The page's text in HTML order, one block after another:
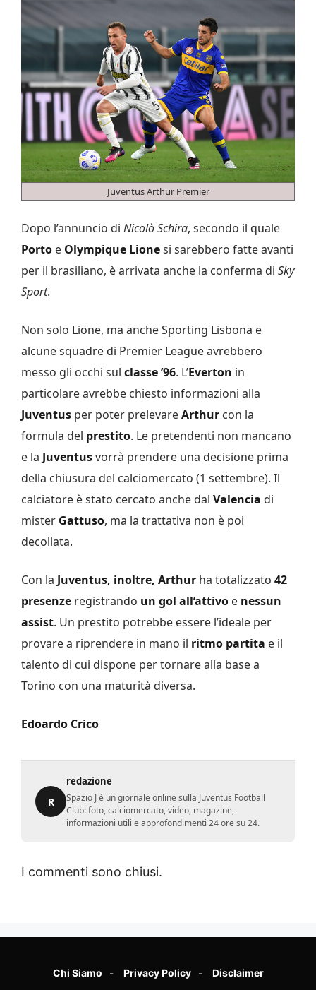
Juventus Arthur Premier
Dopo l’annuncio di Nicolò Schira, secondo il quale
Porto e Olympique Lionesi sarebbero fatte avanti
per il brasiliano, è arrivata anche la conferma di Sky
Sport.
Non solo Lione, ma anche Sporting Lisbona e
alcune squadre di Premier League avrebbero
messo gli occhi sul classe ’96. L’Everton in
particolare avrebbe chiesto informazioni alla
Juventus per poter prelevareArthur con la
formula del prestito. Le pretendenti non mancano
e la Juventusvorrà prendere una decisione prima
della chiusura del calciomercato (1 settembre). Il
calciatore è stato cercato anche dal Valencia di
mister Gattuso, ma la trattativa non è poi
decollata.
Con la Juventus, inoltre, Arthur ha totalizzato 42
presenze registrando un gol all’attivo e nessun
assist. Un prestito potrebbe essere l’ideale per
provare a riprendere in mano il ritmo partita e il
talento di cui dispone per tornare alla base a
Torino con una maturità diversa.
Edoardo Crico
R
redazione
Spazio J è un giornale online sulla Juventus Football
Club: foto, calciomercato, video, magazine,
informazioni utili e approfondimenti 24 ore su 24.
I commenti sono chiusi.
Chi Siamo Privacy Policy Disclaimer